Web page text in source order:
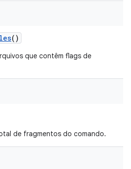
()
que contêm flags de
de fragmentos do comando.